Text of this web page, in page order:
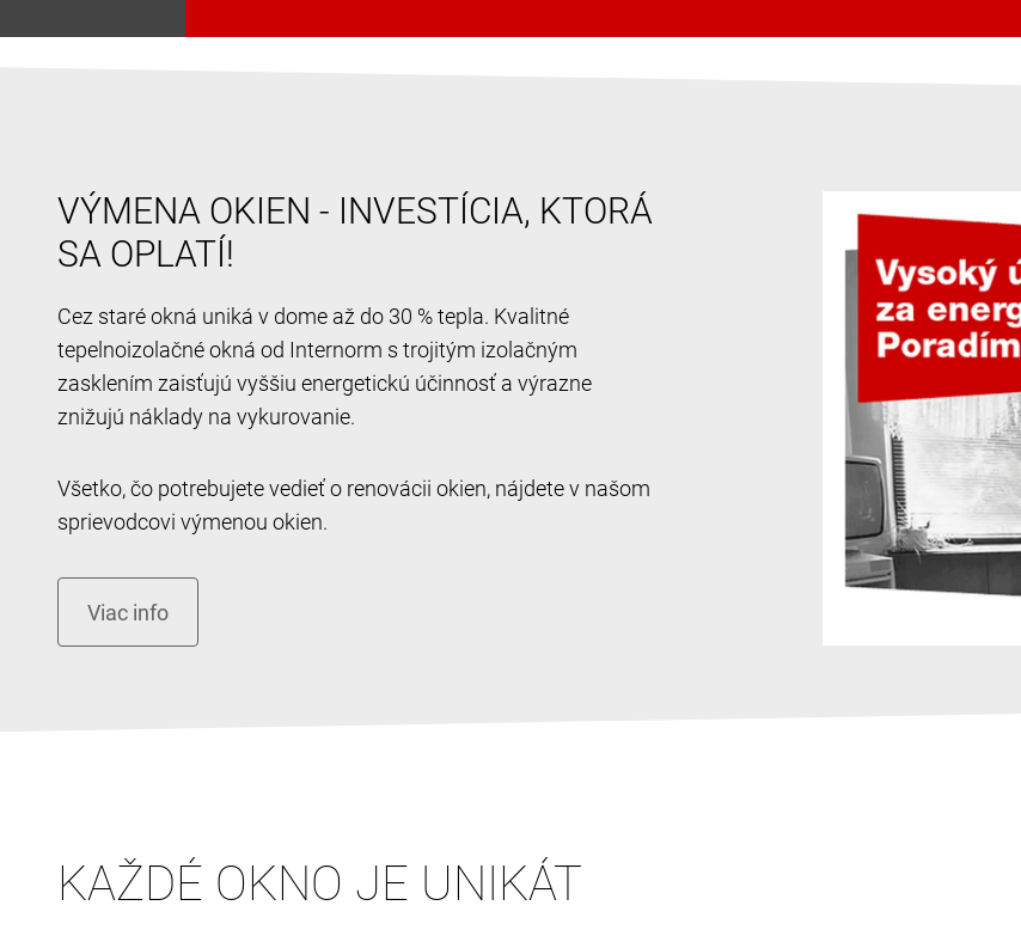
VÝMENA OKIEN - INVESTÍCIA, KTORÁ
SA OPLATÍ!
Cez staré okná uniká v dome až do 30 % tepla. Kvalitné
tepelnoizolačné okná od Internorm s trojitým izolačným
zasklením zaisťujú vyššiu energetickú účinnosť a výrazne
znižujú náklady na vykurovanie.
Všetko, čo potrebujete vedieť o renovácii okien, nájdete v našom
sprievodcovi výmenou okien.
KAŽDÉ OKNO JE UNIKÁT